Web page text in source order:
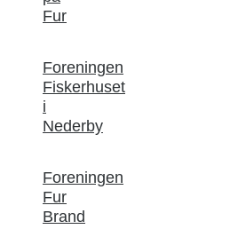
Fur
Foreningen
Fiskerhuset
i
Nederby
Foreningen
Fur
Brand